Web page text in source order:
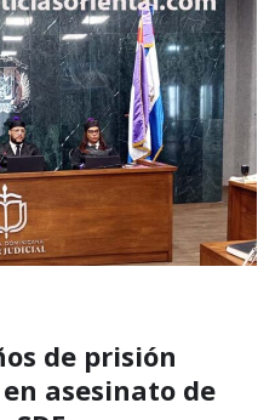
de prisión
asesinato de